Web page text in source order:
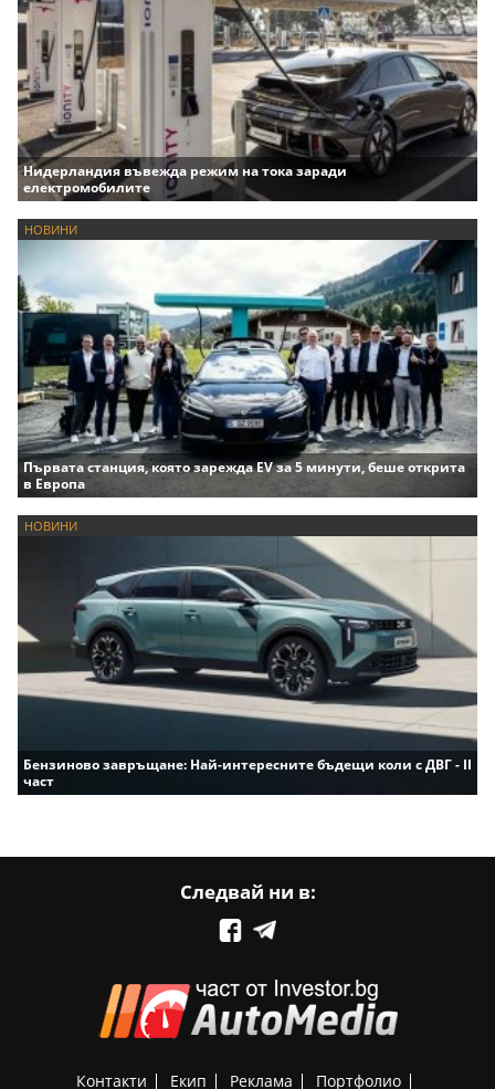
Нидерландия въвежда режим на тока заради
електромобилите
НОВИНИ
Първата станция, която зарежда EV за 5 минути, беше открита
в Европа
НОВИНИ
Бензиново завръщане: Най-интересните бъдещи коли с ДВГ - II
част
Следвай ни в:
Контакти Екип Реклама Портфолио